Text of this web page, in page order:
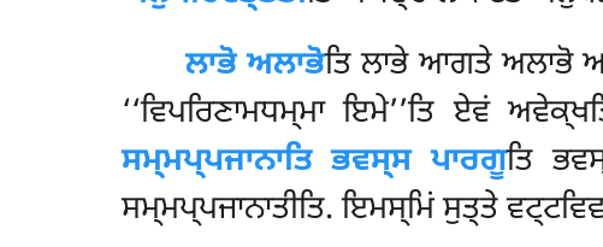
ਲਾਭੋ ਅਲਾਭੋਤਿ ਲਾਭੇ ਆਗਤੇ ਅਲਾਭੋ
‘‘ਵਿਪਰਿਣਾਮਧਮ੍ਮਾ ਇਮੇ’’ਤਿ ਏਵਂ
ਸਮ੍ਮਪ੍ਪਜਾਨਾਤਿ ਭਵਸ੍ਸ ਪਾਰਗੂਤਿ
ਸਮ੍ਮਪ੍ਪਜਾਨਾਤੀਤਿ. ਇਮਸ੍ਮਿਂ ਸੁਤ੍ਤੇ